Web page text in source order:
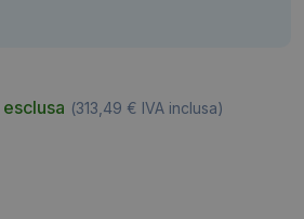
esclusa (313,49 € IVA inclusa)